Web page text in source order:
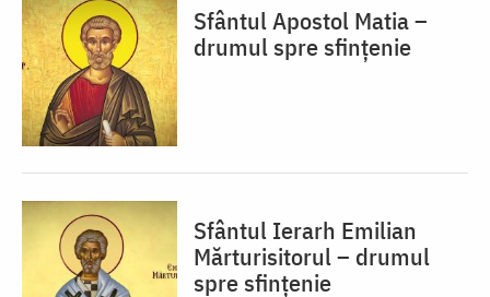
Sfântul Apostol Matia –
drumul spre sfințenie
Sfântul Ierarh Emilian
Mărturisitorul – drumul
spre sfințenie